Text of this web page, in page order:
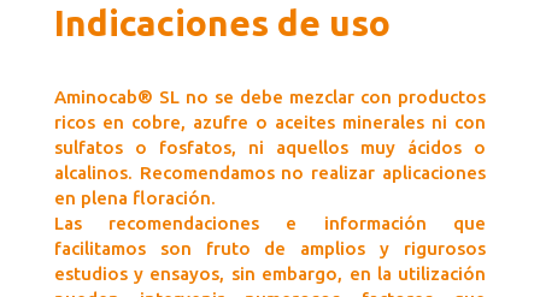
Indicaciones de uso
Aminocab® SL no se debe mezclar con productos
ricos en cobre, azufre o aceites minerales ni con
sulfatos o fosfatos, ni aquellos muy ácidos o
alcalinos. Recomendamos no realizar aplicaciones
en plena floración.
Las recomendaciones e información que
facilitamos son fruto de amplios y rigurosos
estudios y ensayos, sin embargo, en la utilización